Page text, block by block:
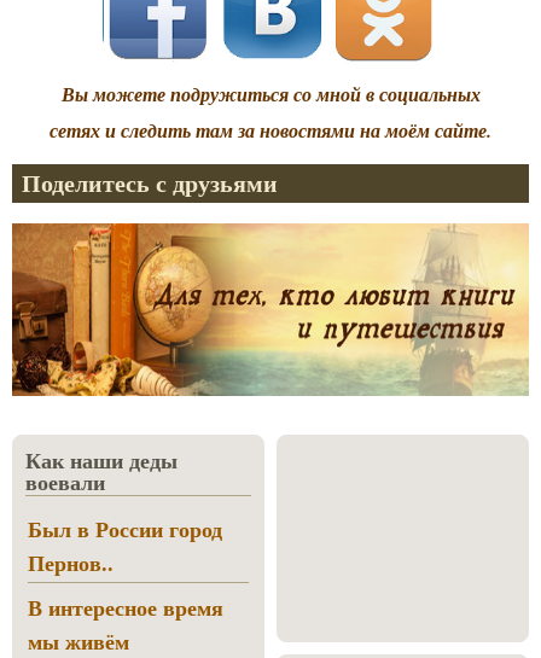
Вы можете подружиться со мной в социальных
сетях и следить там за новостями на моём сайте.
Поделитесь с друзьями
Как наши деды
воевали
Был в России город
Пернов..
В интересное время
мы живём